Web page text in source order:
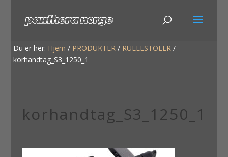
Du er her: Hjem / PRODUKTER / RULLESTOLER /
korhandtag_S3_1250_1
korhandtag_S3_1250_1